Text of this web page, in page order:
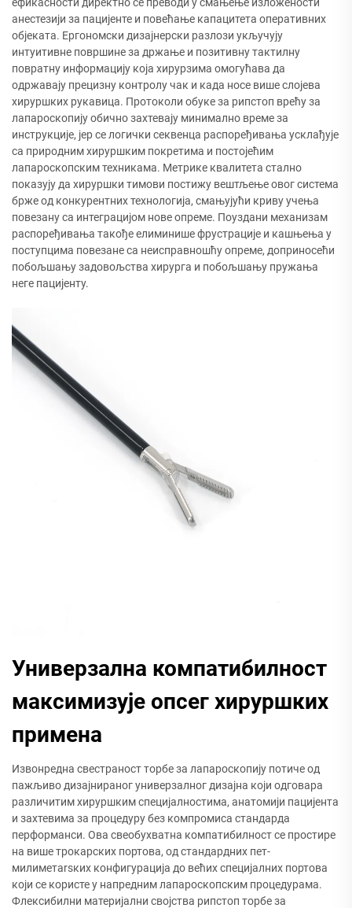
анестезији за пацијенте и повећање капацитета оперативних
објеката. Ергономски дизајнерски разлози укључују
интуитивне површине за држање и позитивну тактилну
повратну информацију која хирурзима омогућава да
одржавају прецизну контролу чак и када носе више слојева
хируршких рукавица. Протоколи обуке за рипстоп врећу за
лапароскопију обично захтевају минимално време за
инструкције, јер се логички секвенца распоређивања усклађује
са природним хируршким покретима и постојећим
лапароскопским техникама. Метрике квалитета стално
показују да хируршки тимови постижу вештљење овог система
брже од конкурентних технологија, смањујући криву учења
повезану са интеграцијом нове опреме. Поуздани механизам
распоређивања такође елиминише фрустрације и кашњења у
поступцима повезане са неисправношћу опреме, доприносећи
побољшању задовољства хирурга и побољшању пружања
неге пацијенту.
Универзална компатибилност
максимизује опсег хируршких
примена
Извонредна свестраност торбе за лапароскопију потиче од
пажљиво дизајнираног универзалног дизајна који одговара
различитим хируршким специјалностима, анатомији пацијента
и захтевима за процедуру без компромиса стандарда
перформанси. Ова свеобухватна компатибилност се простире
на више трокарских портова, од стандардних пет-
милиметarsких конфигурација до већих специјалних портова
који се користе у напредним лапароскопским процедурама.
Флексибилни материјални својства рипстоп торбе за